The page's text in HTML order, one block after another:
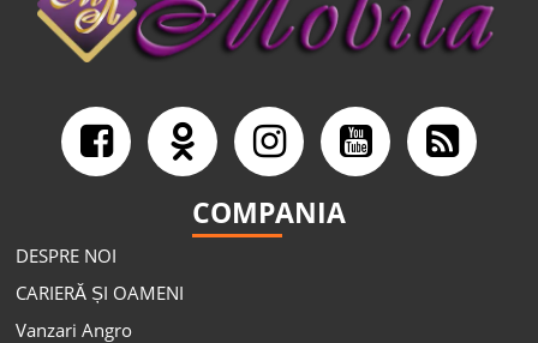
COMPANIA
DESPRE NOI
CARIERĂ ȘI OAMENI
Vanzari Angro